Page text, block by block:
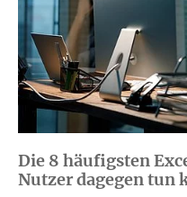
Die 8 häufigsten
Nutzer dagegen tun